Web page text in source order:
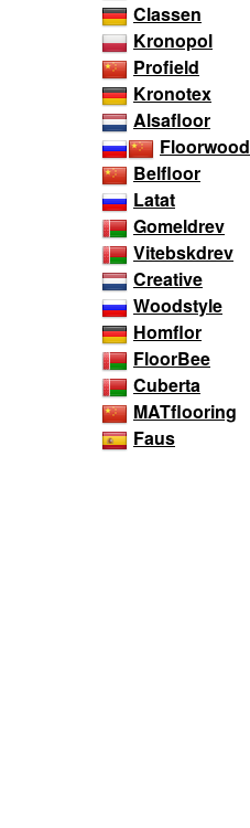
Classen
Kronopol
Profield
Kronotex
Alsafloor
Floorwood
Belfloor
Latat
Gomeldrev
Vitebskdrev
Creative
Woodstyle
Homflor
FloorBee
Cuberta
MATflooring
Faus